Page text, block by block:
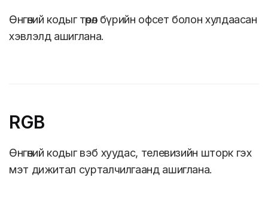
Өнгөний кодыг төрөл бүрийн офсет болон хулдаасан
хэвлэлд ашиглана.
RGB
Өнгөний кодыг вэб хуудас, телевизийн шторк гэх
мэт дижитал сурталчилгаанд ашиглана.